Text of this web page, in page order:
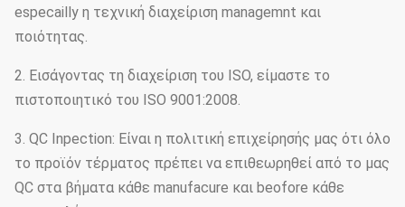
especailly η τεχνική διαχείριση managemnt και
ποιότητας.
2. Εισάγοντας τη διαχείριση του ISO, είμαστε το
πιστοποιητικό του ISO 9001:2008.
3. QC Inpection: Είναι η πολιτική επιχείρησής μας ότι όλο
το προϊόν τέρματος πρέπει να επιθεωρηθεί από το μας
QC στα βήματα κάθε manufacure και beofore κάθε